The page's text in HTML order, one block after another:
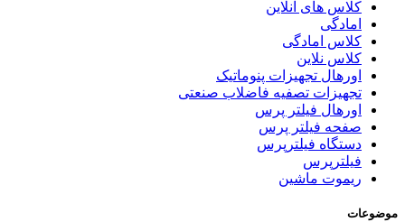
کلاس های انلاین
امادگی
کلاس امادگی
کلاس نلاین
اورهال تجهیزات پنوماتیک
تجهیزات تصفیه فاضلاب صنعتی
اورهال فیلتر پرس
صفحه فیلتر پرس
دستگاه فیلترپرس
فیلترپرس
ریموت ماشین
موضوعات